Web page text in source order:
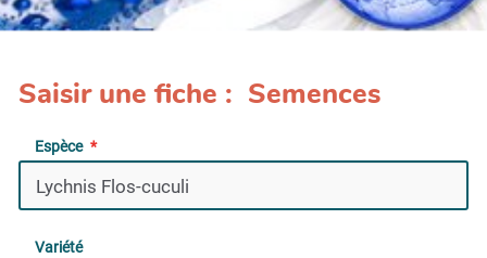
Saisir une fiche : Semences
Espèce
Variété